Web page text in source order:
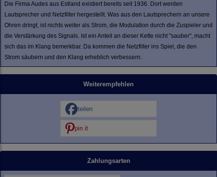
Die Firma Audes aus Estland existiert bereits seit 1936. Dort werden
Lautsprecher und Netzfilter hergestellt. Was aus den Lautsprechern an unsere
Ohren dringt, ist nichts weiter als Strom, die Modulation durch die Zuspieler und
die Verstärkung des Signals. Ist ein Anteil an dieser Kette nicht "sauber", macht
sich das im Klang bemerkbar. Da kommen die Netzfilter ins Spiel, die den
Strom säubern und den Klang erheblich verbessern.
Weiterempfehlen
teilen
pin it
Zahlungsarten